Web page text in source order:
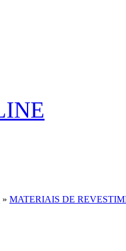
» MATERIAIS DE